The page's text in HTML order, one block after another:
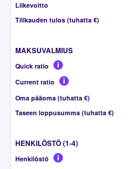
Liikevoitto
Tilikauden tulos (tuhatta €)
MAKSUVALMIUS
Quick ratio
Current ratio
Oma pääoma (tuhatta €)
Taseen loppusumma (tuhatta €)
HENKILÖSTÖ (1-4)
Henkilöstö